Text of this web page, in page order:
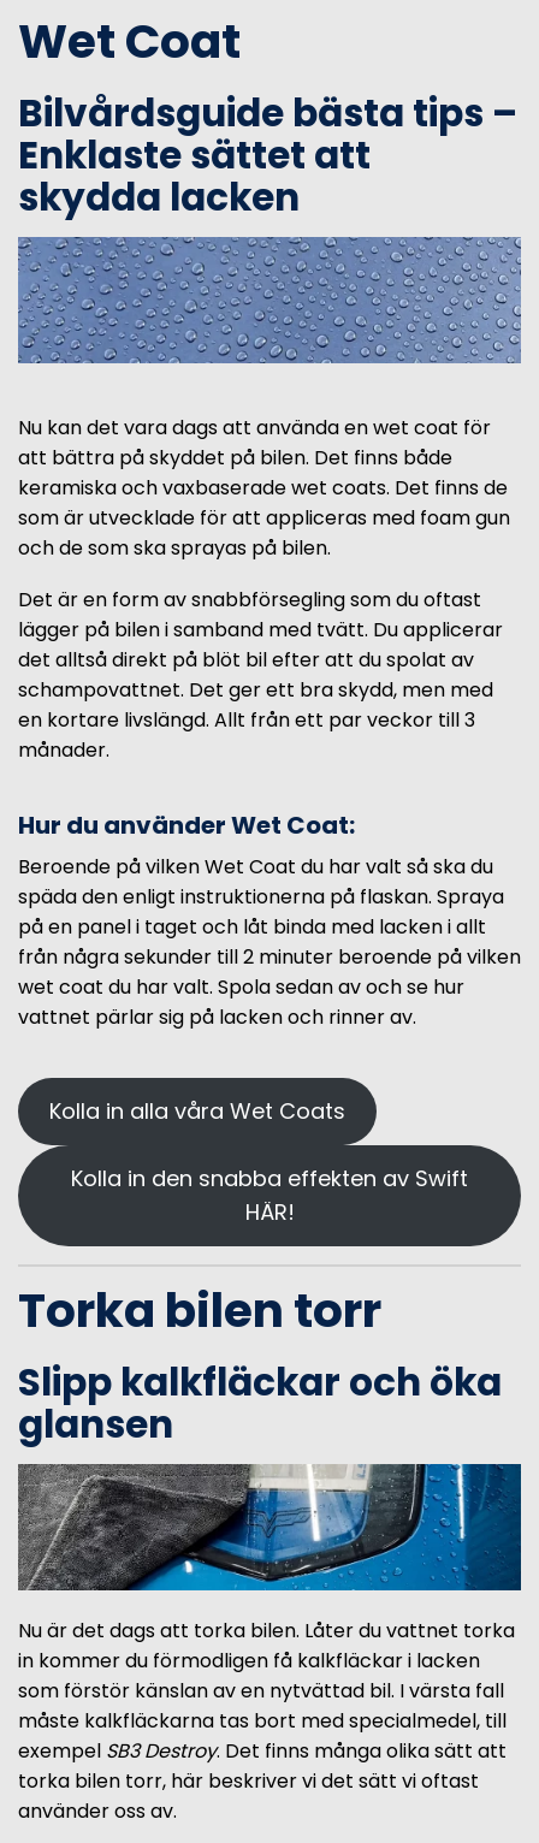
Wet Coat
Bilvårdsguide bästa tips –
Enklaste sättet att
skydda lacken
Nu kan det vara dags att använda en wet coat för
att bättra på skyddet på bilen. Det finns både
keramiska och vaxbaserade wet coats. Det finns de
som är utvecklade för att appliceras med foam gun
och de som ska sprayas på bilen.
Det är en form av snabbförsegling som du oftast
lägger på bilen i samband med tvätt. Du applicerar
det alltså direkt på blöt bil efter att du spolat av
schampovattnet. Det ger ett bra skydd, men med
en kortare livslängd. Allt från ett par veckor till 3
månader.
Hur du använder Wet Coat:
Beroende på vilken Wet Coat du har valt så ska du
späda den enligt instruktionerna på flaskan. Spraya
på en panel i taget och låt binda med lacken i allt
från några sekunder till 2 minuter beroende på vilken
wet coat du har valt. Spola sedan av och se hur
vattnet pärlar sig på lacken och rinner av.
Kolla in alla våra Wet Coats
Kolla in den snabba effekten av Swift
HÄR!
Torka bilen torr
Slipp kalkfläckar och öka
glansen
Nu är det dags att torka bilen. Låter du vattnet torka
in kommer du förmodligen få kalkfläckar i lacken
som förstör känslan av en nytvättad bil. I värsta fall
måste kalkfläckarna tas bort med specialmedel, till
exempel SB3 Destroy. Det finns många olika sätt att
torka bilen torr, här beskriver vi det sätt vi oftast
använder oss av.